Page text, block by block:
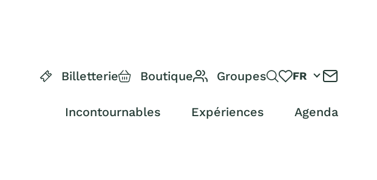
Billetterie Boutique Groupes FR
Incontournables Expériences Agenda